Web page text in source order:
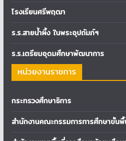
โรงเรียนศรีพฤฒา
ร.ร.สายน้ำผึ้ง ในพระอุปถัมภ์ฯ
ร.ร.เตรียมอุดมศึกษาพัฒนาการ
หน่วยงานราชการ
กระทรวงศึกษาธิการ
สำนักงานคณะกรรมการการศึกษาขั้นพื้